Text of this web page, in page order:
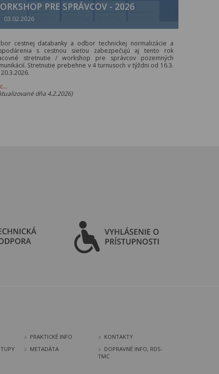
PRE SPRÁVCOV - 2026
03.02.2026
cestnej databanky a odbor technickej normalizácie a
s cestnou sieťou zabezpečujú aj tento rok
stretnutie / workshop pre správcov pozemných
Stretnutie prebehne v 4 turnusoch v týždni od 16.3.
dňa 4.2.2026)
PRAKTICKÉ INFO
KONTAKTY
METADÁTA
DOPRAVNÉ INFO, RDS-
TMC